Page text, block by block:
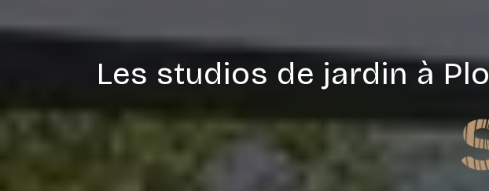
Les studios de jardin à